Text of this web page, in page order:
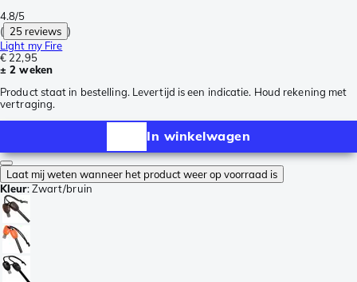
4.8/5
( 25 reviews )
Light my Fire
€ 22,95
± 2 weken
Product staat in bestelling. Levertijd is een indicatie. Houd rekening met
vertraging.
In winkelwagen
Laat mij weten wanneer het product weer op voorraad is
Kleur:Zwart/bruin